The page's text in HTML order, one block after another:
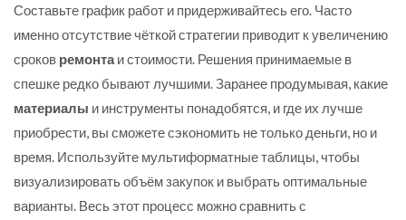
Составьте график работ и придерживайтесь его. Часто
именно отсутствие чёткой стратегии приводит к увеличению
сроков ремонтаи стоимости. Решения принимаемые в
спешке редко бывают лучшими. Заранее продумывая, какие
материалы и инструменты понадобятся, и где их лучше
приобрести, вы сможете сэкономить не только деньги, но и
время. Используйте мультиформатные таблицы, чтобы
визуализировать объём закупок и выбрать оптимальные
варианты. Весь этот процесс можно сравнить с